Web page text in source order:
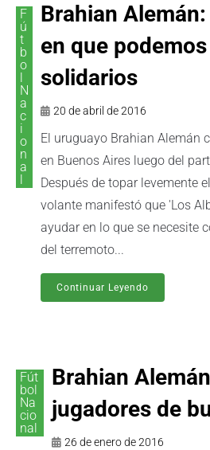
F
ú
t
b
o
N
a
c
i
o
n
a
Brahian
en que
solidarios
20 de abril de 2016
El uruguayo Brahian Alemán
en Buenos Aires luego del
Después de topar levemente
volante manifestó que 'Los
ayudar en lo que se necesite
del terremoto...
Continuar Leyendo
Fút
bol
Na
cio
nal
Brahian
jugadores de
26 de enero de 2016